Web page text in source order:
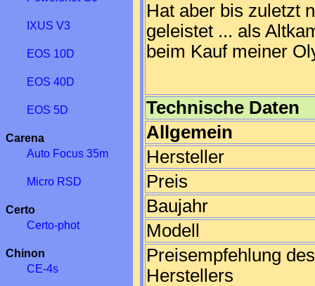
IXUS V3
EOS 10D
EOS 40D
EOS 5D
Carena
Auto Focus 35m
Micro RSD
Certo
Certo-phot
Chinon
CE-4s
Hat aber bis zuletzt
geleistet ... als
beim Kauf meiner
Technische Daten
Allgemein
Hersteller
Preis
Baujahr
Modell
Preisempfehlung des
Herstellers